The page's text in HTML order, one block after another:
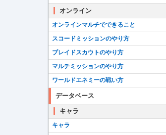
オンライン
オンラインマルチでできること
スコードミッションのやり方
ブレイドスカウトのやり方
マルチミッションのやり方
ワールドエネミーの戦い方
データベース
キャラ
キャラ